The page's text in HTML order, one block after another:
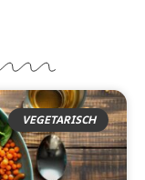
VEGETARISCH